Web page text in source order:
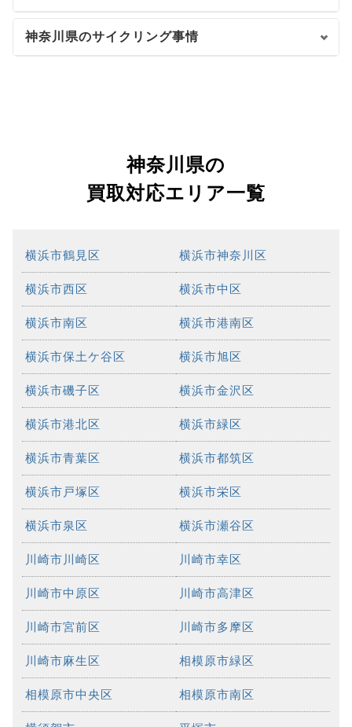
神奈川県のサイクリング事情
神奈川県の
買取対応エリア一覧
横浜市鶴見区 横浜市神奈川区
横浜市西区 横浜市中区
横浜市南区 横浜市港南区
横浜市保土ケ谷区 横浜市旭区
横浜市磯子区 横浜市金沢区
横浜市港北区 横浜市緑区
横浜市青葉区 横浜市都筑区
横浜市戸塚区 横浜市栄区
横浜市泉区 横浜市瀬谷区
川崎市川崎区 川崎市幸区
川崎市中原区 川崎市高津区
川崎市宮前区 川崎市多摩区
川崎市麻生区 相模原市緑区
相模原市中央区 相模原市南区